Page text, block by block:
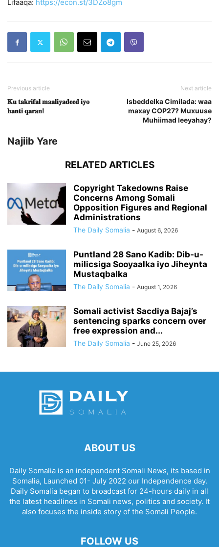
Lifaaqa: https://econ.st/3DZo8gm
Previous article
𝐊𝐮 𝐭𝐚𝐤𝐫𝐢𝐟𝐚𝐥 𝐦𝐚𝐚𝐥𝐢𝐲𝐚𝐝𝐞𝐞𝐝 𝐢𝐲𝐨
𝐡𝐚𝐧𝐭𝐢 𝐪𝐚𝐫𝐚𝐧!
Next article
Isbeddelka Cimilada: waa
maxay COP27? Muxuuse
Muhiimad leeyahay?
Najiib Yare
RELATED ARTICLES
Copyright Takedowns Raise
Concerns Among Somali
Opposition Figures and Regional
Administrations
The Daily Somalia - August 6, 2026
Puntland 28 Sano Kadib: Dib-u-
milicsiga Sooyaalka iyo Jiheynta
Mustaqbalka
The Daily Somalia - August 1, 2026
Somali activist Sacdiya Bajaj’s
sentencing sparks concern over
free expression and...
The Daily Somalia - June 25, 2026
ABOUT US
Daily Somalia is an independent Somali News, its based in
Somalia, Launched 01- July 2022 our Independence day.
Daily Somalia began to broadcast for 24-hours daily in all
the latest headlines in Somali news, politics and society. It
also focuses the inside story of the Somali People.
FOLLOW US